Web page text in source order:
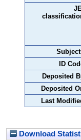
ID
Deposited
Deposited
Last
Download